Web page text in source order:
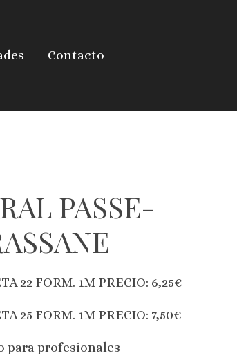
Contacto
PASSE-
22 FORM. 1M PRECIO: 6,25€
25 FORM. 1M PRECIO: 7,50€
para profesionales